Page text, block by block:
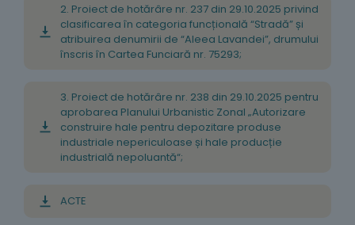
2. Proiect de hotărâre nr. 237 din 29.10.2025 privind
clasificarea în categoria funcțională “Stradă” și
atribuirea denumirii de “Aleea Lavandei”, drumului
înscris în Cartea Funciară nr. 75293;
3. Proiect de hotărâre nr. 238 din 29.10.2025 pentru
aprobarea Planului Urbanistic Zonal „Autorizare
construire hale pentru depozitare produse
industriale nepericuloase și hale producție
industrială nepoluantă“;
ACTE